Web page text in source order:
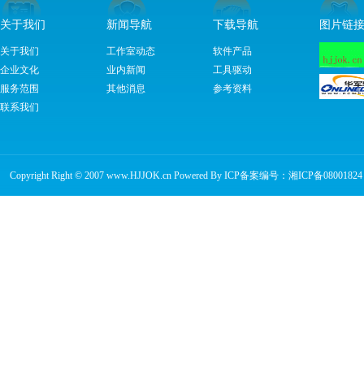
关于我们
关于我们
企业文化
服务范围
联系我们
新闻导航
工作室动态
业内新闻
其他消息
下载导航
软件产品
工具驱动
参考资料
图片链接
Copyright Right © 2007 www.HJJOK.cn Powered By ICP备案编号： 湘ICP备08001824